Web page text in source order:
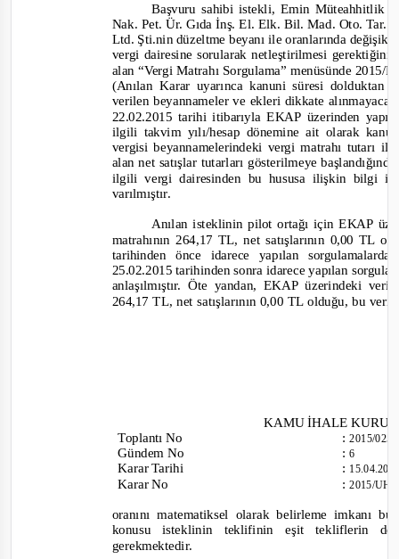
Başvuru sahibi istekli, Emin Müteahhitlik
Nak. Pet. Ür. Gıda İnş. El. Elk. Bil. Mad. Oto. Tar.
Ltd. Şti.nin düzeltme beyanı ile oranlarında
vergi dairesine sorularak netleştirilmesi
alan “Vergi Matrahı Sorgulama” menüsünde 2015/
(Anılan Karar uyarınca kanuni süresi dolduktan
verilen beyannameler ve ekleri dikkate
22.02.2015 tarihi itibarıyla EKAP üzerinden
ilgili takvim yılı/hesap dönemine ait olarak
vergisi beyannamelerindeki vergi matrahı tutarı
alan net satışlar tutarları gösterilmeye
ilgili vergi dairesinden bu hususa ilişkin bilgi
varılmıştır.
Anılan isteklinin pilot ortağı için EKAP
matrahının 264,17 TL, net satışlarının 0,00 TL
tarihinden önce idarece yapılan
25.02.2015 tarihinden sonra idarece yapılan
anlaşılmıştır. Öte yandan, EKAP üzerindeki
264,17 TL, net satışlarının 0,00 TL olduğu, bu
KAMU İHALE
ToplantıNo
Gündem No
Karar Tarihi
Karar No
:2015/025
:6
:
:2015/
oranını matematiksel olarak belirleme imkanı
konusu isteklinin teklifinin eşit tekliflerin
gerekmektedir.